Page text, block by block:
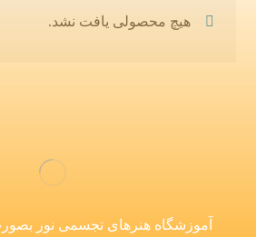
هیچ محصولی یافت نشد.
آموزشگاه هنرهای تجسمی نور